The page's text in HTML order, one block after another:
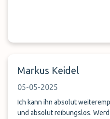
Markus Keidel
05-05-2025
Ich kann ihn absolut
und absolut reibungslos.